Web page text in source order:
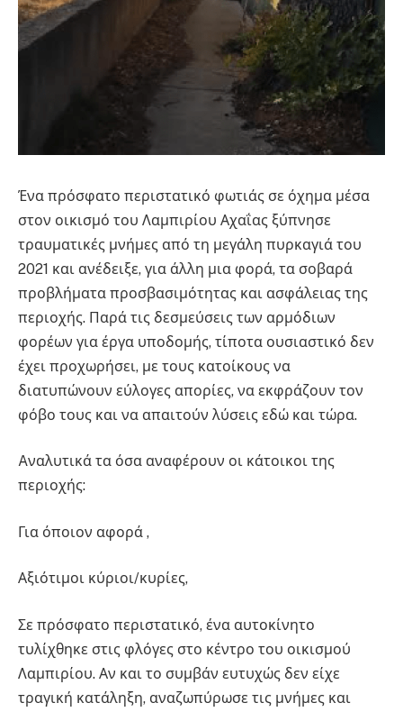
Ένα πρόσφατο περιστατικό φωτιάς σε όχημα μέσα
στον οικισμό του Λαμπιρίου Αχαΐας ξύπνησε
τραυματικές μνήμες από τη μεγάλη πυρκαγιά του
2021 και ανέδειξε, για άλλη μια φορά, τα σοβαρά
προβλήματα προσβασιμότητας και ασφάλειας της
περιοχής. Παρά τις δεσμεύσεις των αρμόδιων
φορέων για έργα υποδομής, τίποτα ουσιαστικό δεν
έχει προχωρήσει, με τους κατοίκους να
διατυπώνουν εύλογες απορίες, να εκφράζουν τον
φόβο τους και να απαιτούν λύσεις εδώ και τώρα.
Aναλυτικά τα όσα αναφέρουν οι κάτοικοι της
περιοχής:
Για όποιον αφορά ,
Αξιότιμοι κύριοι/κυρίες,
Σε πρόσφατο περιστατικό, ένα αυτοκίνητο
τυλίχθηκε στις φλόγες στο κέντρο του οικισμού
Λαμπιρίου. Αν και το συμβάν ευτυχώς δεν είχε
τραγική κατάληξη, αναζωπύρωσε τις μνήμες και